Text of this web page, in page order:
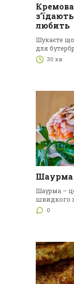
любить
Шукаєте
для
30 хв
Шаурма –
швидкого
0